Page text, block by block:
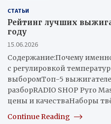
СТАТЬИ
Рейтинг лучших
году
15.06.2026
Содержание:Почему
с регулировкой
выборомТоп-5
разборRADIO SHOP Pyro
цены и качестваНаборы
Continue Reading